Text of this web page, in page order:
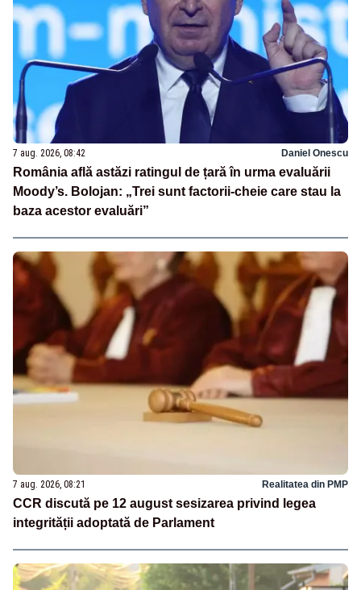
7 aug. 2026, 08:42 Daniel Onescu
România află astăzi ratingul de țară în urma evaluării
Moody’s. Bolojan: „Trei sunt factorii-cheie care stau la
baza acestor evaluări”
7 aug. 2026, 08:21 Realitatea din PMP
CCR discută pe 12 august sesizarea privind legea
integrității adoptată de Parlament